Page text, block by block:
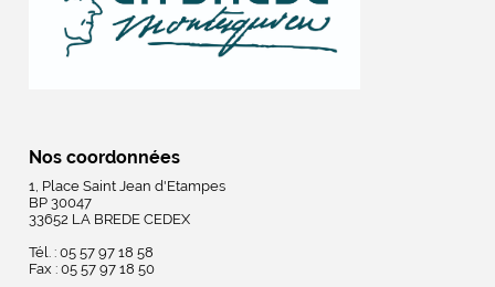
Nos coordonnées
1, Place Saint Jean d'Etampes
BP 30047
33652 LA BREDE CEDEX
Tél. : 05 57 97 18 58
Fax : 05 57 97 18 50